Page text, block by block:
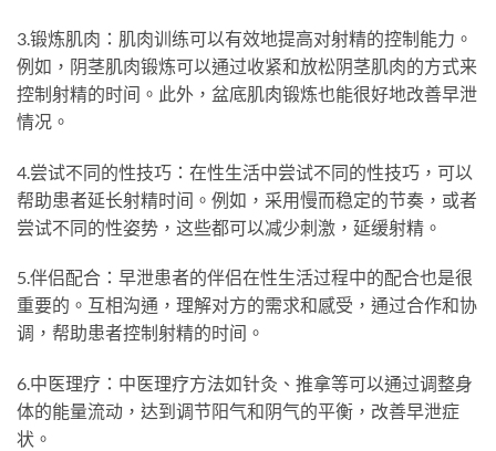
3.锻炼肌肉：肌肉训练可以有效地提高对射精的控制能力。
例如，阴茎肌肉锻炼可以通过收紧和放松阴茎肌肉的方式来
控制射精的时间。此外，盆底肌肉锻炼也能很好地改善早泄
情况。
4.尝试不同的性技巧：在性生活中尝试不同的性技巧，可以
帮助患者延长射精时间。例如，采用慢而稳定的节奏，或者
尝试不同的性姿势，这些都可以减少刺激，延缓射精。
5.伴侣配合：早泄患者的伴侣在性生活过程中的配合也是很
重要的。互相沟通，理解对方的需求和感受，通过合作和协
调，帮助患者控制射精的时间。
6.中医理疗：中医理疗方法如针灸、推拿等可以通过调整身
体的能量流动，达到调节阳气和阴气的平衡，改善早泄症
状。